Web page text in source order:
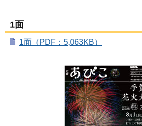
1面
1面（PDF：5,063KB）